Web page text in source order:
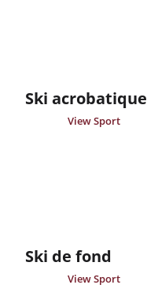
Ski acrobatique
View Sport
Ski de fond
View Sport